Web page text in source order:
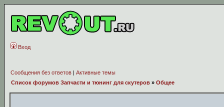
Вход
Сообщения без ответов | Активные темы
Список форумов Запчасти и тюнинг для скутеров » Общее